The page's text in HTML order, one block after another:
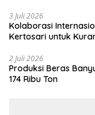
3 Juli 2026
Kolaborasi
Kertosari untuk
2 Juli 2026
Produksi Beras
174 Ribu Ton